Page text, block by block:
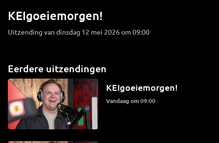
KEIgoeiemorgen!
Uitzending van dinsdag 12 mei 2026 om 09:00
Eerdere uitzendingen
KEIgoeiemorgen!
Vandaag om 09:00